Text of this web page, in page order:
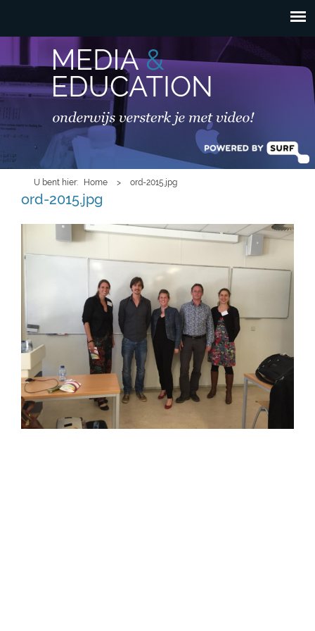
inhoud gaan
HOOFDMENU
U bent hier Home > ord-2015.jpg
ord-2015.jpg